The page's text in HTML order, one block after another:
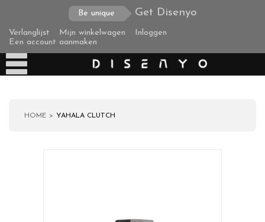
Be unique Get Disenyo
Verlanglijst Mijn winkelwagen
Inloggen
Een account aanmaken
HOME YAHALA CLUTCH